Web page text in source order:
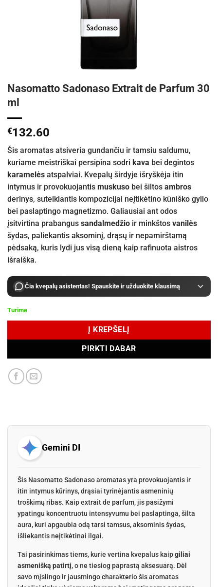
Nasomatto Sadonaso Extrait de Parfum 30
ml
€132.60
Šis aromatas atsiveria gundančiu ir tamsiu saldumu,
kuriame meistriškai persipina sodri kava bei degintos
karamelės atspalviai. Kvepalų širdyje išryškėja itin
intymus ir provokuojantis muskuso bei šiltos ambros
derinys, suteikiantis kompozicijai neįtikėtino kūniško gylio
bei paslaptingo magnetizmo. Galiausiai ant odos
įsitvirtina prabangus sandalmedžio ir minkštos vanilės
šydas, paliekantis aksominį, drąsų ir nepamirštamą
pėdsaką, kuris lydi jus visą dieną kaip rafinuota aistros
išraiška.
Čia kvepalų asistentas! Spauskite ir užduokite klausimą
Turime
Į KREPŠELĮ
PIRKTI DABAR
Gemini DI
Šis Nasomatto Sadonaso aromatas yra provokuojantis ir
itin intymus kūrinys, drąsiai tyrinėjantis asmeninių
troškimų ribas. Kaip extrait de parfum, jis pasižymi
ypatingu koncentruotu intensyvumu bei paslaptinga, šilta
aura, kuri apgaubia odą tarsi tamsus, aksominis šydas,
išliekantis neįtikėtinai ilgai.
Tai pasirinkimas tiems, kurie vertina kvepalus kaipgiliai
asmenišką patirtį, o ne tiesiog paprastą aksesuarą. Dėl
savo mįslingo ir jausmingo charakterio šis aromatas